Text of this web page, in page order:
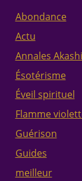
Abondance
Actu
Annales
Ésotérisme
Éveil spirituel
Flamme
Guérison
Guides
meilleur